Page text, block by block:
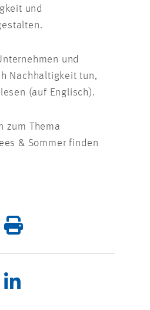
und
und
Nachhaltigkeit tun,
(auf Englisch).
zum Thema
& Sommer finden